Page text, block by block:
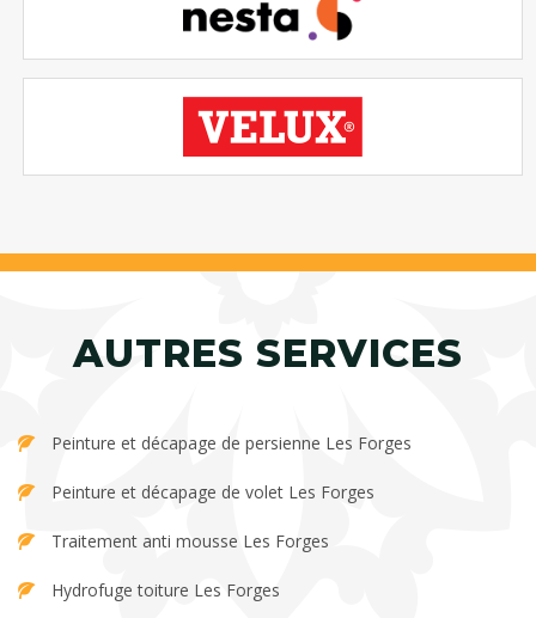
AUTRES SERVICES
Peinture et décapage de persienne Les Forges
Peinture et décapage de volet Les Forges
Traitement anti mousse Les Forges
Hydrofuge toiture Les Forges